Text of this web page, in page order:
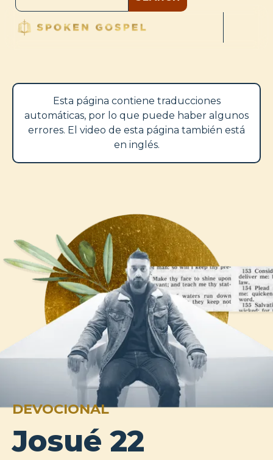
Esta página contiene traducciones
automáticas, por lo que puede haber algunos
errores. El video de esta página también está
en inglés.
DEVOCIONAL
Josué 22